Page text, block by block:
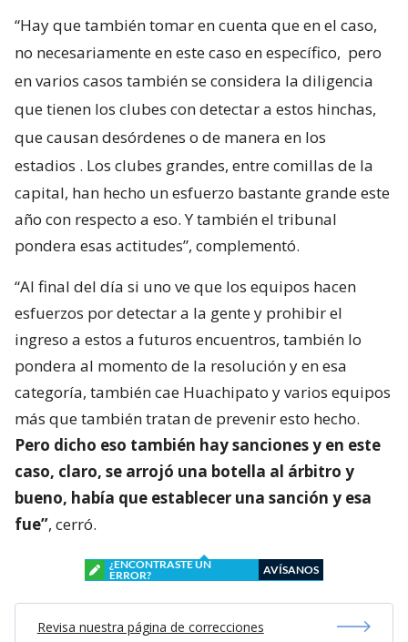
“Hay que también tomar en cuenta que en el caso,
no necesariamente en este caso en específico, pero
en varios casos también se considera la diligencia
que tienen los clubes con detectar a estos hinchas,
que causan desórdenes o de manera en los
estadios . Los clubes grandes, entre comillas de la
capital, han hecho un esfuerzo bastante grande este
año con respecto a eso. Y también el tribunal
pondera esas actitudes”, complementó.
“Al final del día si uno ve que los equipos hacen
esfuerzos por detectar a la gente y prohibir el
ingreso a estos a futuros encuentros, también lo
pondera al momento de la resolución y en esa
categoría, también cae Huachipato y varios equipos
más que también tratan de prevenir esto hecho.
Pero dicho eso también hay sanciones y en este
caso, claro, se arrojó una botella al árbitro y
bueno, había que establecer una sanción y esa
fue”, cerró.
¿ENCONTRASTE UN
ERROR?
AVÍSANOS
Revisa nuestra página de correcciones